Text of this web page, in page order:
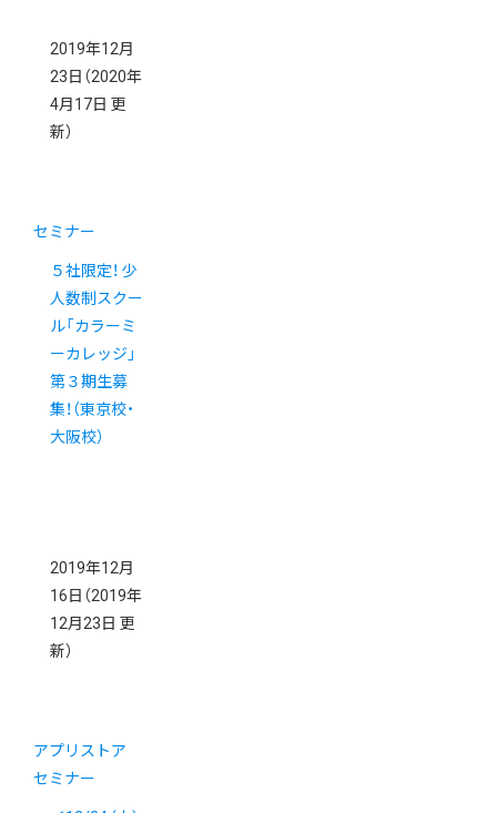
2019年12月
23日 （2020年
4月17日 更
新）
セミナー
５社限定！ 少
人数制スクー
ル「カラーミ
ーカレッジ」
第３期生募
集！（東京校・
大阪校）
2019年12月
16日 （2019年
12月23日 更
新）
アプリストア
セミナー